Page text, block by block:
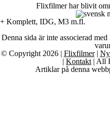
Flixfilmer har blivit
+ Komplett, IDG, M3 m.fl.
Denna sida är inte associerad
© Copyright 2026 | Flixfilmer|
| Kontakt | All
Artiklar på denna